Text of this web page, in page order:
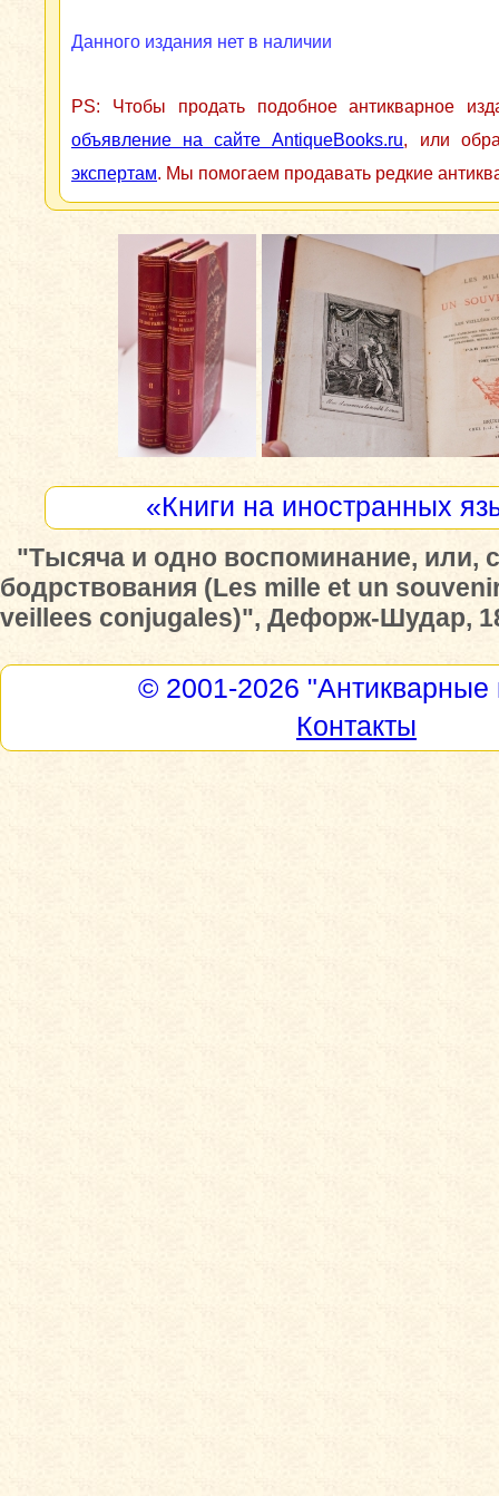
Данного издания нет в наличии
PS: Чтобы продать подобное антикварное
объявление на сайте AntiqueBooks.ru, или
экспертам. Мы помогаем продавать редкие
«Книги на иностранных
"Тысяча и одно воспоминание, или,
бодрствования (Les mille et un
veillees conjugales)", Дефорж-Шудар,
© 2001-2026 "Антикварные
Контакты